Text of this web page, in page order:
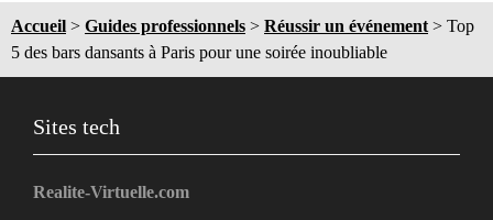
Accueil > Guides professionnels > Réussir un événement > Top
5 des bars dansants à Paris pour une soirée inoubliable
Sites tech
Realite-Virtuelle.com